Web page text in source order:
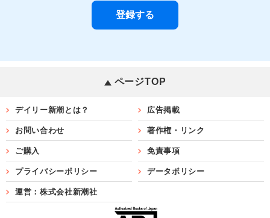
ページTOP
デイリー新潮とは？ 広告掲載
お問い合わせ 著作権・リンク
ご購入 免責事項
プライバシーポリシー データポリシー
運営：株式会社新潮社